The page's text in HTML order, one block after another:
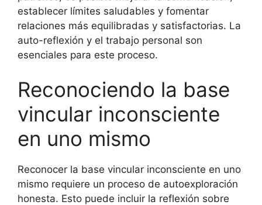
establecer límites saludables y fomentar
relaciones más equilibradas y satisfactorias. La
auto-reflexión y el trabajo personal son
esenciales para este proceso.
Reconociendo la base
vincular inconsciente
en uno mismo
Reconocer la base vincular inconsciente en uno
mismo requiere un proceso de autoexploración
honesta. Esto puede incluir la reflexión sobre